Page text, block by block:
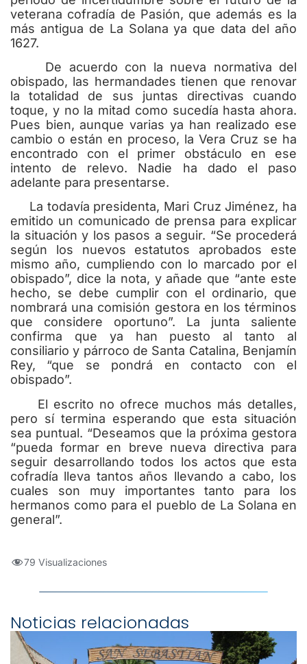
veterana cofradía de Pasión, que además es la
más antigua de La Solana ya que data del año
1627.
De acuerdo con la nueva normativa del
obispado, las hermandades tienen que renovar
la totalidad de sus juntas directivas cuando
toque, y no la mitad como sucedía hasta ahora.
Pues bien, aunque varias ya han realizado ese
cambio o están en proceso, la Vera Cruz se ha
encontrado con el primer obstáculo en ese
intento de relevo. Nadie ha dado el paso
adelante para presentarse.
La todavía presidenta, Mari Cruz Jiménez, ha
emitido un comunicado de prensa para explicar
la situación y los pasos a seguir. “Se procederá
según los nuevos estatutos aprobados este
mismo año, cumpliendo con lo marcado por el
obispado”, dice la nota, y añade que “ante este
hecho, se debe cumplir con el ordinario, que
nombrará una comisión gestora en los términos
que considere oportuno”. La junta saliente
confirma que ya han puesto al tanto al
consiliario y párroco de Santa Catalina, Benjamín
Rey, “que se pondrá en contacto con el
obispado”.
El escrito no ofrece muchos más detalles,
pero sí termina esperando que esta situación
sea puntual. “Deseamos que la próxima gestora
“pueda formar en breve nueva directiva para
seguir desarrollando todos los actos que esta
cofradía lleva tantos años llevando a cabo, los
cuales son muy importantes tanto para los
hermanos como para el pueblo de La Solana en
general”.
79 Visualizaciones
Noticias relacionadas